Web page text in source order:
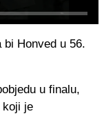
bi Honved u 56.
u finalu,
koji je